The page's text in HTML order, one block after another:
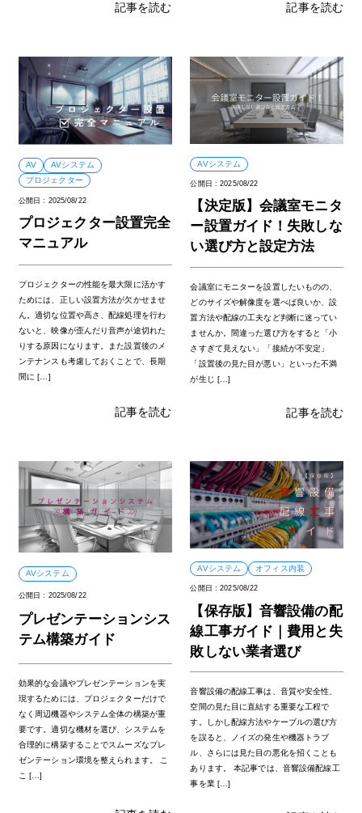
記事を読む 記事を読む
AV
AVシステム
プロジェクター
公開日 : 2025/08/22
プロジェクター設置完全
マニュアル
プロジェクターの性能を最大限に活かす
ためには、正しい設置方法が欠かせませ
ん。適切な位置や高さ、配線処理を行わ
ないと、映像が歪んだり音声が途切れた
りする原因になります。また設置後のメ
ンテナンスも考慮しておくことで、長期
間に […]
記事を読む
AVシステム
公開日 :2025/08/22
【決定版】会議室モニタ
ー設置ガイド！失敗しな
い選び方と設定方法
会議室にモニターを設置したいものの、
どのサイズや解像度を選べば良いか、設
置方法や配線の工夫など判断に迷ってい
ませんか。間違った選び方をすると「小
さすぎて見えない」「接続が不安定」
「設置後の見た目が悪い」といった不満
が生じ […]
記事を読む
AVシステム
公開日 : 2025/08/22
プレゼンテーションシス
テム構築ガイド
効果的な会議やプレゼンテーションを実
現するためには、プロジェクターだけで
なく周辺機器やシステム全体の構築が重
要です。適切な機材を選び、システムを
合理的に構築することでスムーズなプレ
ゼンテーション環境を整えられます。 こ
こ […]
AVシステム オフィス内装
公開日 :2025/08/22
【保存版】音響設備の配
線工事ガイド｜費用と失
敗しない業者選び
音響設備の配線工事は、音質や安全性、
空間の見た目に直結する重要な工程で
す。しかし配線方法やケーブルの選び方
を誤ると、ノイズの発生や機器トラブ
ル、さらには見た目の悪化を招くことも
あります。 本記事では、音響設備配線工
事を業 […]